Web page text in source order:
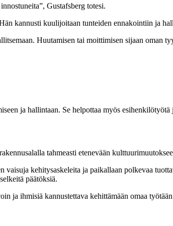
Gustafsberg totesi.
kannusti kuulijoitaan tunteiden ennakointiin ja
Huutamisen tai moittimisen sijaan oman
ja hallintaan. Se helpottaa myös esihenkilötyötä
tahmeasti etenevään
kehitysaskeleita ja paikallaan polkevaa
päätöksiä.
ja ihmisiä kannustettava kehittämään omaa